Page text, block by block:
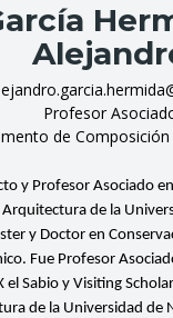
Profesor
de
y Profesor Asociado en
de la
y Doctor en
Fue Profesor
el Sabio y Visiting
de la Universidad de